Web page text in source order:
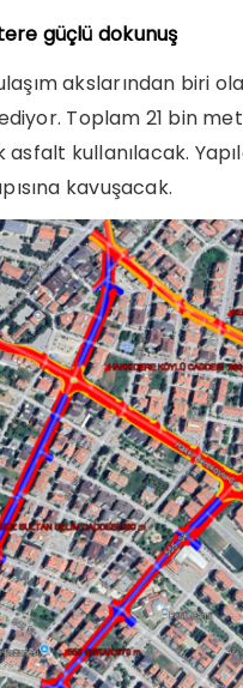
güçlü dokunuş
akslarından biri
Toplam 21 bin
asfalt kullanılacak.
kavuşacak.